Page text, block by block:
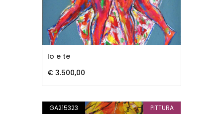
Io e te
€ 3.500,00
GA215323 PITTURA